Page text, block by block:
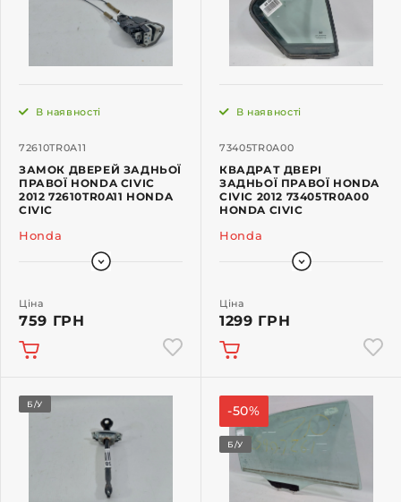
72610TR0A11
В наявності
ЗАМОК ДВЕРЕЙ ЗАДНЬОЇ
ПРАВОЇ HONDA CIVIC
2012 72610TR0A11 HONDA
CIVIC
Honda
Ціна
759 ГРН
73405TR0A00
В наявності
КВАДРАТ ДВЕРІ
ЗАДНЬОЇ ПРАВОЇ HONDA
CIVIC 2012 73405TR0A00
HONDA CIVIC
Honda
Ціна
1299 ГРН
Б/У -50%
Б/У